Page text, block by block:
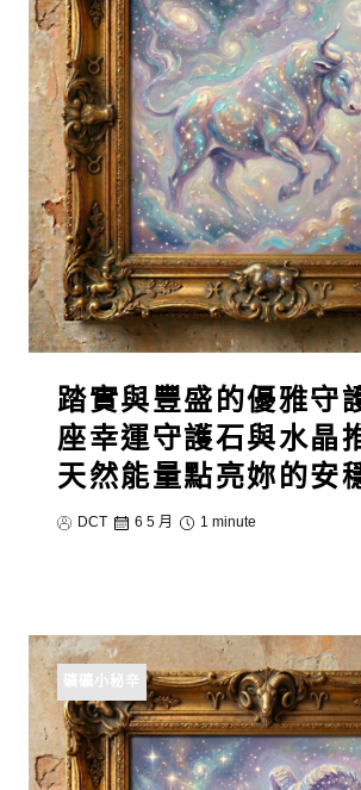
踏實與豐盛的優雅守
座幸運守護石與水晶
天然能量點亮妳的安
DCT 6 5 月 1 minute
礦礦小秘辛